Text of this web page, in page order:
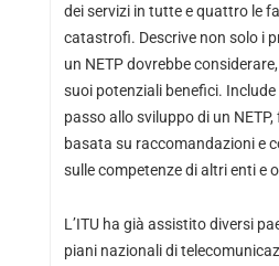
dei servizi in tutte e quattro le
catastrofi. Descrive non solo i
un NETP dovrebbe
suoi potenziali benefici.
passo allo sviluppo di un
basata su raccomandazioni e
sulle competenze di altri enti e
L’ITU ha già assistito diversi
piani nazionali di